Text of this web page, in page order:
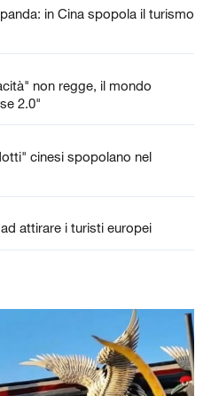
in Cina spopola il turismo
non regge, il mondo
2.0"
cinesi spopolano nel
attirare i turisti europei